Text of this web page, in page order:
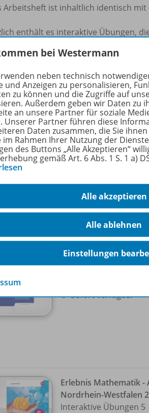
Arbeitsheft ist inhaltlich identisch mit
enthält es interaktive Übungen,
interaktiven Übungen erhalten
oder selbstgesteuerten
Schule oder zu Hause:
und Tipps bei jeder
und führen zum Lernerfolg.
Sie mehr über die Reihe
Produkte
Nordrhein-Westfalen
Sofort verfügbar
Erlebnis Mathematik -
Nordrhein-Westfalen
Interaktive Übungen 5
bei Westermann
neben technisch
und Anzeigen zu personalisieren,
zu können und die Zugriffe auf
Außerdem geben wir Daten zu
an unsere Partner für soziale
Unserer Partner führen diese
Daten zusammen, die Sie
im Rahmen Ihrer Nutzung der
des Buttons „Alle Akzeptieren“
gemäß Art. 6 Abs. 1 S. 1 a)
Alle akzeptieren
Alle ablehnen
Einstellungen